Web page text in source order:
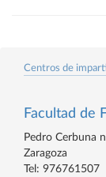
Centros de
Facultad de
Pedro Cerbuna
Zaragoza
Tel: 976761507